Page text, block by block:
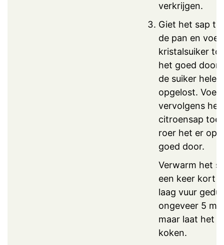
verkrijgen.
Giet het sap
de pan en
kristalsuiker
het goed door
de suiker
opgelost. Voeg
vervolgens het
citroensap toe
roer het er
goed door.
Verwarm het
een keer kort
laag vuur
ongeveer 5
maar laat het
koken.